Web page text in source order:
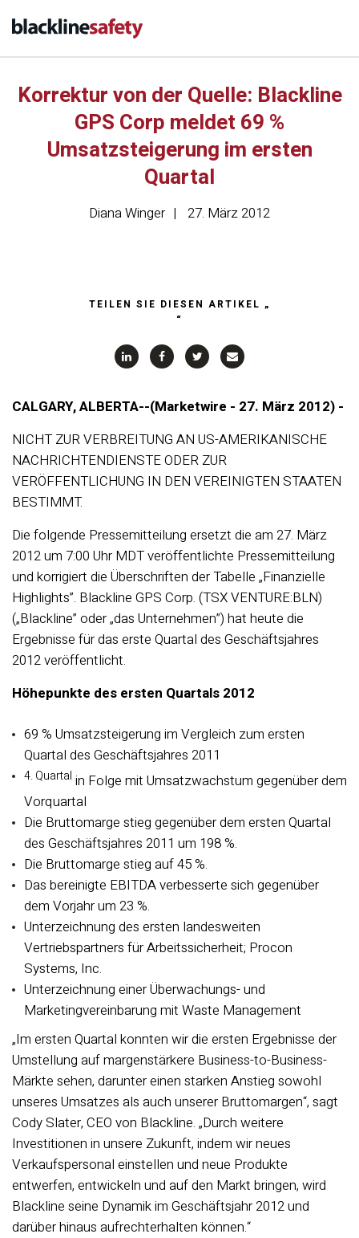
Korrektur von der Quelle: Blackline
GPS Corp meldet 69 %
Umsatzsteigerung im ersten
Quartal
Diana Winger 27. März 2012
TEILEN SIE DIESEN ARTIKEL „
“
CALGARY, ALBERTA--(Marketwire - 27. März 2012) -
NICHT ZUR VERBREITUNG AN US-AMERIKANISCHE
NACHRICHTENDIENSTE ODER ZUR
VERÖFFENTLICHUNG IN DEN VEREINIGTEN STAATEN
BESTIMMT.
Die folgende Pressemitteilung ersetzt die am 27. März
2012 um 7:00 Uhr MDT veröffentlichte Pressemitteilung
und korrigiert die Überschriften der Tabelle „Finanzielle
Highlights”. Blackline GPS Corp. (TSX VENTURE:BLN)
(„Blackline” oder „das Unternehmen”) hat heute die
Ergebnisse für das erste Quartal des Geschäftsjahres
2012 veröffentlicht.
Höhepunkte des ersten Quartals 2012
69 % Umsatzsteigerung im Vergleich zum ersten
Quartal des Geschäftsjahres 2011
4. Quartal in Folge mit Umsatzwachstum gegenüber dem
Vorquartal
Die Bruttomarge stieg gegenüber dem ersten Quartal
des Geschäftsjahres 2011 um 198 %.
Die Bruttomarge stieg auf 45 %.
Das bereinigte EBITDA verbesserte sich gegenüber
dem Vorjahr um 23 %.
Unterzeichnung des ersten landesweiten
Vertriebspartners für Arbeitssicherheit; Procon
Systems, Inc.
Unterzeichnung einer Überwachungs- und
Marketingvereinbarung mit Waste Management
„Im ersten Quartal konnten wir die ersten Ergebnisse der
Umstellung auf margenstärkere Business-to-Business-
Märkte sehen, darunter einen starken Anstieg sowohl
unseres Umsatzes als auch unserer Bruttomargen“, sagt
Cody Slater, CEO von Blackline. „Durch weitere
Investitionen in unsere Zukunft, indem wir neues
Verkaufspersonal einstellen und neue Produkte
entwerfen, entwickeln und auf den Markt bringen, wird
Blackline seine Dynamik im Geschäftsjahr 2012 und
darüber hinaus aufrechterhalten können.“